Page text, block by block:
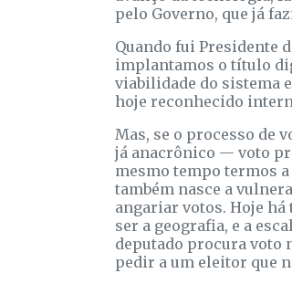
pelo Governo, que já
Quando fui Presidente
implantamos o título
viabilidade do sistema
hoje reconhecido
Mas, se o processo de
já anacrônico — voto
mesmo tempo termos
também nasce a
angariar votos. Hoje
ser a geografia, e a
deputado procura voto
pedir a um eleitor que